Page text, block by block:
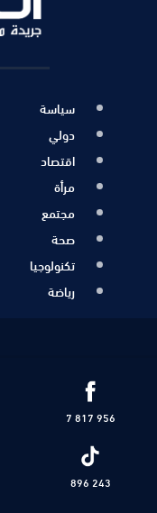
سياسة
دولي
اقتصاد
مرأة
مجتمع
صحة
تكنولوجيا
رياضة
7 817 956
896 243